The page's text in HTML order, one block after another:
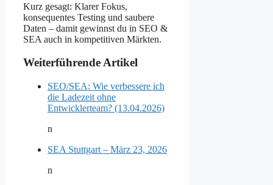
Kurz gesagt: Klarer Fokus,
konsequentes Testing und saubere
Daten – damit gewinnst du in SEO &
SEA auch in kompetitiven Märkten.
Weiterführende Artikel
SEO/SEA: Wie verbessere ich
die Ladezeit ohne
Entwicklerteam? (13.04.2026)
n
SEA Stuttgart – März 23, 2026
n